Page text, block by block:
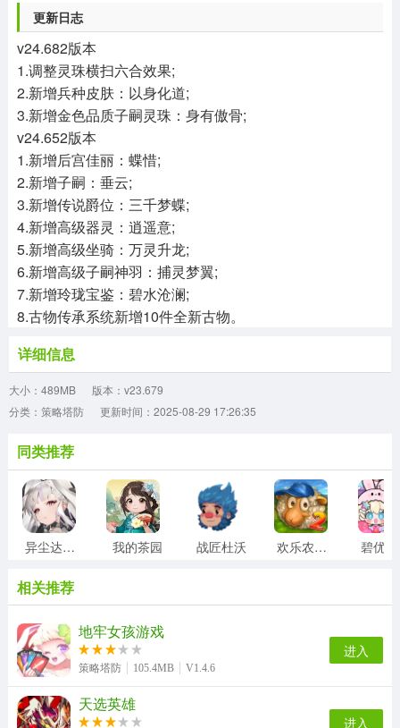
更新日志
v24.682版本
1.调整灵珠横扫六合效果;
2.新增兵种皮肤：以身化道;
3.新增金色品质子嗣灵珠：身有傲骨;
v24.652版本
1.新增后宫佳丽：蝶惜;
2.新增子嗣：垂云;
3.新增传说爵位：三千梦蝶;
4.新增高级器灵：逍遥意;
5.新增高级坐骑：万灵升龙;
6.新增高级子嗣神羽：捕灵梦翼;
7.新增玲珑宝鉴：碧水沧澜;
8.古物传承系统新增10件全新古物。
详细信息
大小：489MB
版本：v23.679
分类：策略塔防
更新时间：2025-08-29 17:26:35
同类推荐
异尘达米拉 我的茶园 战匠杜沃 欢乐农场2中文版
相关推荐
地牢女孩游戏
策略塔防 105.4MB V1.4.6
进入
天选英雄
进入